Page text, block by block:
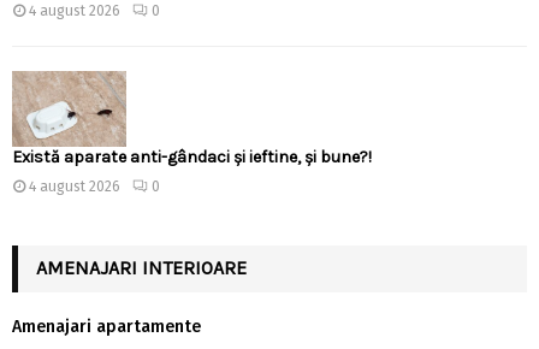
4 august 2026 0
Există aparate anti-gândaci și ieftine, și bune?!
4 august 2026 0
AMENAJARI INTERIOARE
Amenajari apartamente